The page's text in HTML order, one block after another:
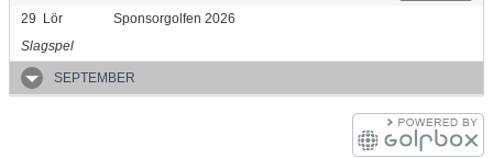
29 Lör
Sponsorgolfen 2026
Slagspel
SEPTEMBER